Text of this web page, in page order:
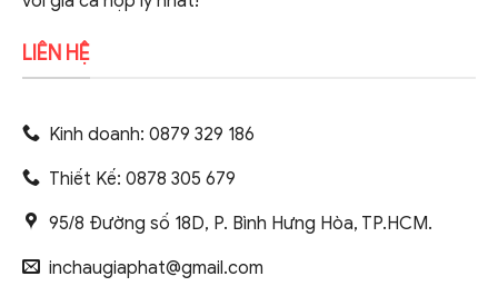
LIÊN HỆ
Kinh doanh: 0879 329 186
Thiết Kế: 0878 305 679
95/8 Đường số 18D, P. Bình Hưng Hòa, TP.HCM.
inchaugiaphat@gmail.com